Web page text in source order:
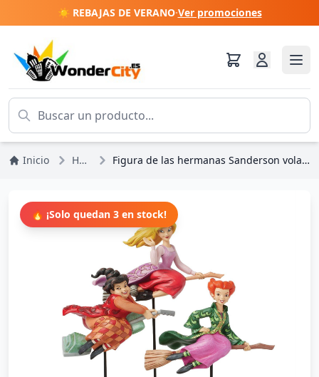
☀️ REBAJAS DE VERANO·Ver promociones
Inicio Halloween Figura de las hermanas Sanderson voladora Abracadabra - DISNEY TRADITIONS
🔥 ¡Solo quedan 3 en stock!